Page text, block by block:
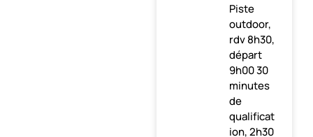
Piste
outdoor,
rdv 8h30,
départ
9h00 30
minutes
de
qualificat
ion, 2h30